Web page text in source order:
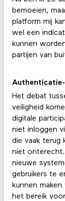
bemoeien,
platform mij
wel een
kunnen
partijen van
Het debat
veiligheid
digitale
niet inloggen
die vaak terug
niet onterecht.
nieuwe
gebruikers te
kunnen
het bereik